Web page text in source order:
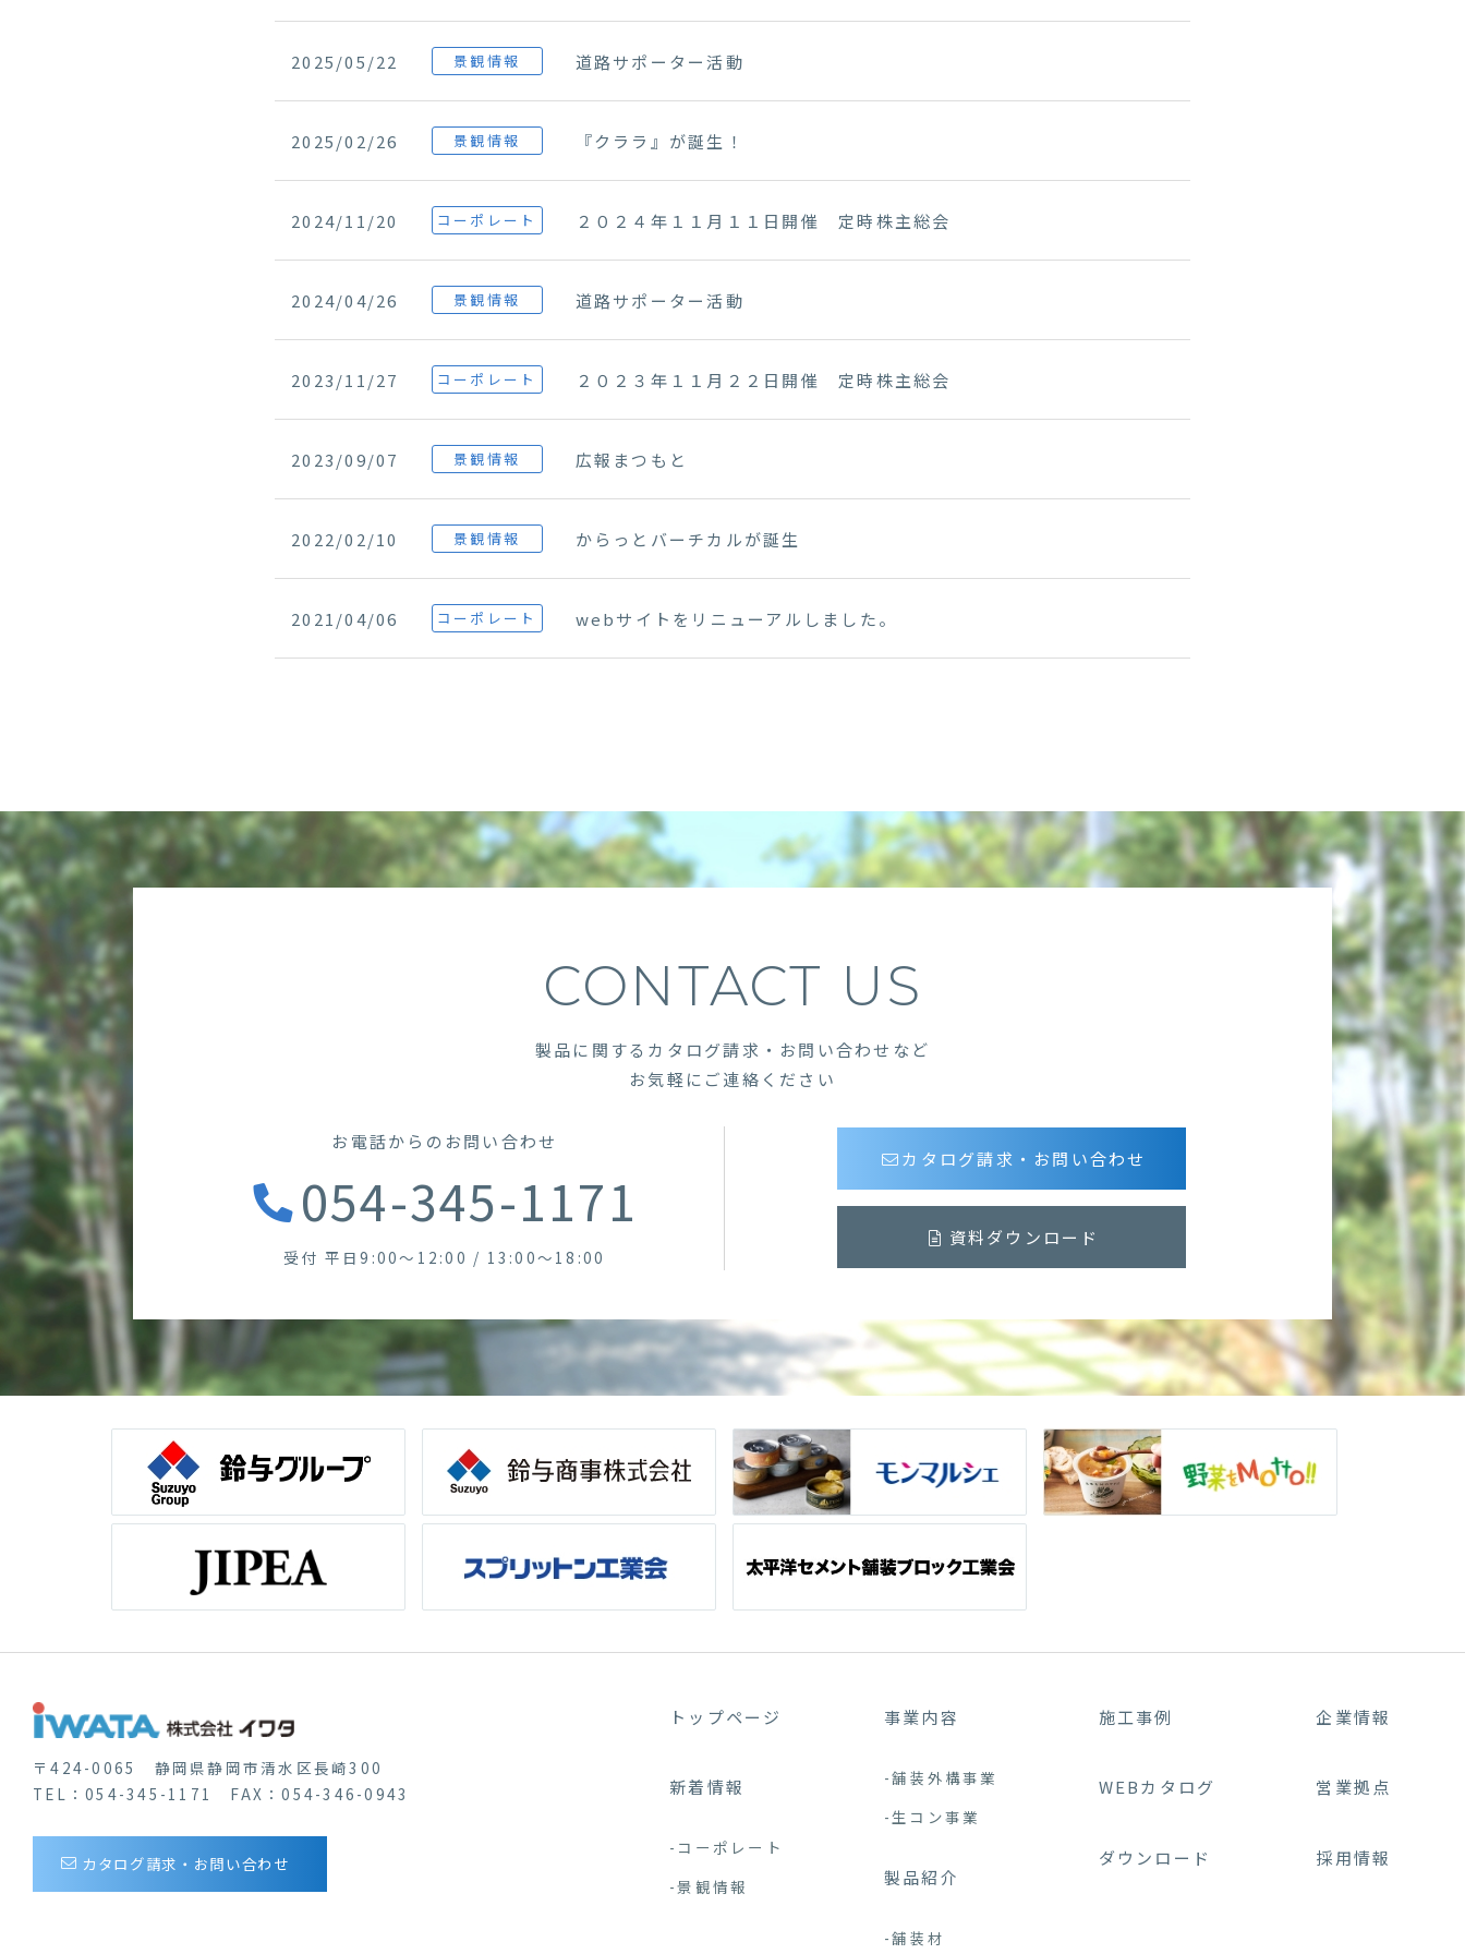
2025/05/22 景観情報 道路サポーター活動
2025/02/26 景観情報 『クララ』が誕生！
2024/11/20 コーポレート ２０２４年１１月１１日開催 定時株主総会
2024/04/26 景観情報 道路サポーター活動
2023/11/27 コーポレート ２０２３年１１月２２日開催 定時株主総会
2023/09/07 景観情報 広報まつもと
2022/02/10 景観情報 からっとバーチカルが誕生
2021/04/06 コーポレート webサイトをリニューアルしました。
CONTACT US
製品に関するカタログ請求・お問い合わせなど
お気軽にご連絡ください
お電話からのお問い合わせ
054-345-1171
受付 平日9:00～12:00 / 13:00～18:00
カタログ請求・お問い合わせ
資料ダウンロード
〒424-0065 静岡県静岡市清水区長崎300
TEL：054-345-1171 FAX：054-346-0943
カタログ請求・お問い合わせ
トップページ
新着情報
-コーポレート
-景観情報
事業内容
-舗装外構事業
-生コン事業
製品紹介
-舗装材
施工事例
WEBカタログ
ダウンロード
企業情報
営業拠点
採用情報